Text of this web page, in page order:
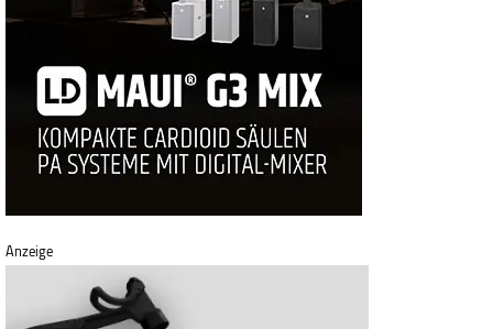
Anzeige